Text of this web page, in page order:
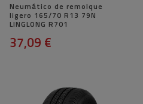
Neumático de remolque
ligero 165/70 R13 79N
LINGLONG R701
37,09 €